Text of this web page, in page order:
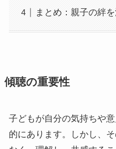
まとめ：親子の絆
傾聴の重要性
子どもが自分の気持ちや
的にあります。しかし、